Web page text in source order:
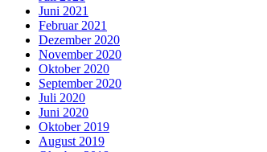
Juni 2021
Februar 2021
Dezember 2020
November 2020
Oktober 2020
September 2020
Juli 2020
Juni 2020
Oktober 2019
August 2019